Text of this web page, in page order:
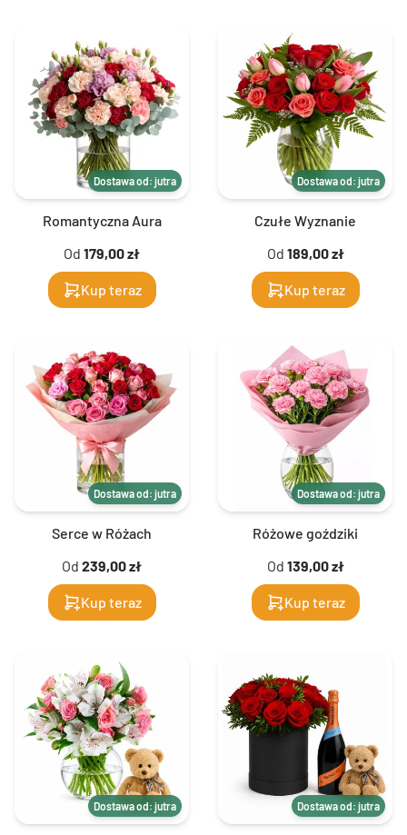
Dostawa od: jutra
Romantyczna Aura
Od 179,00 zł
Kup teraz
Dostawa od: jutra
Czułe Wyznanie
Od 189,00 zł
Kup teraz
Dostawa od: jutra
Serce w Różach
Od 239,00 zł
Kup teraz
Dostawa od: jutra
Różowe goździki
Od 139,00 zł
Kup teraz
Dostawa od: jutra Dostawa od: jutra